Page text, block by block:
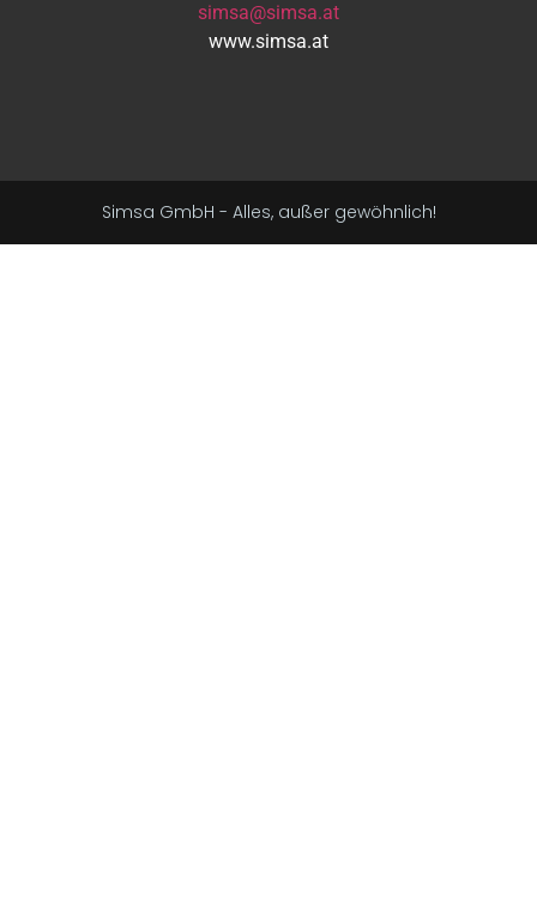
simsa@simsa.at
www.simsa.at
Simsa GmbH - Alles, außer gewöhnlich!